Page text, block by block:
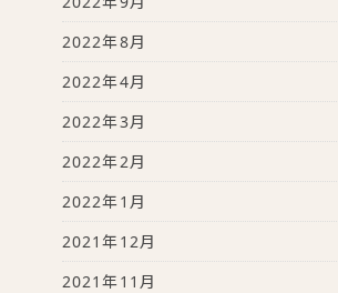
2022年8月
2022年4月
2022年3月
2022年2月
2022年1月
2021年12月
2021年11月